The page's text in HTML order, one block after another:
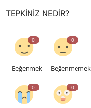
TEPKINIZ NEDIR?
0
Beğenmek
0
Beğenmemek
0 0